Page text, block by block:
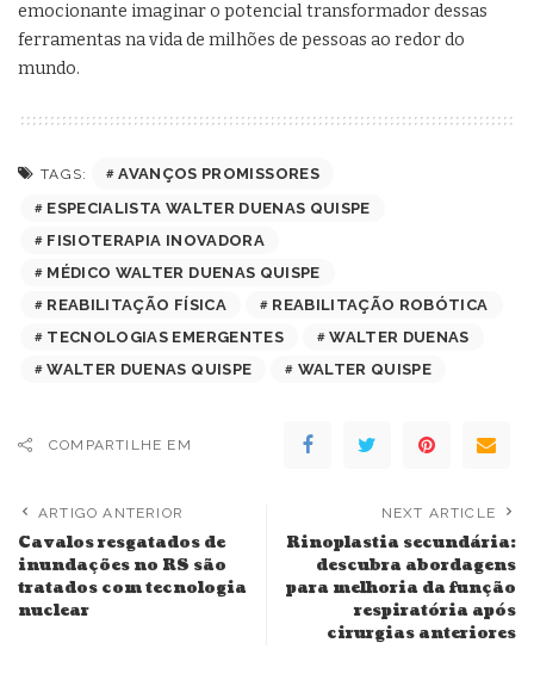
emocionante imaginar o potencial transformador dessas
ferramentas na vida de milhões de pessoas ao redor do
mundo.
TAGS:
AVANÇOS PROMISSORES
ESPECIALISTA WALTER DUENAS QUISPE
FISIOTERAPIA INOVADORA
MÉDICO WALTER DUENAS QUISPE
REABILITAÇÃO FÍSICA
REABILITAÇÃO ROBÓTICA
TECNOLOGIAS EMERGENTES
WALTER DUENAS
WALTER DUENAS QUISPE
WALTER QUISPE
COMPARTILHE EM
ARTIGO ANTERIOR
Cavalos resgatados de
inundações no RS são
tratados com tecnologia
nuclear
NEXT ARTICLE
Rinoplastia secundária:
descubra abordagens
para melhoria da função
respiratória após
cirurgias anteriores